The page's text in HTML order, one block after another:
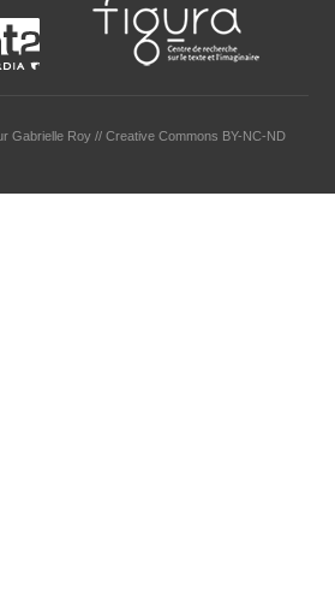
Gabrielle Roy // Creative Commons BY-NC-ND